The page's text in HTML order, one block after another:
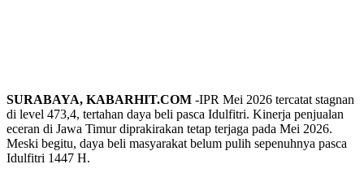
SURABAYA, KABARHIT.COM -IPR Mei 2026 tercatat stagnan
di level 473,4, tertahan daya beli pasca Idulfitri. Kinerja penjualan
eceran di Jawa Timur diprakirakan tetap terjaga pada Mei 2026.
Meski begitu, daya beli masyarakat belum pulih sepenuhnya pasca
Idulfitri 1447 H.